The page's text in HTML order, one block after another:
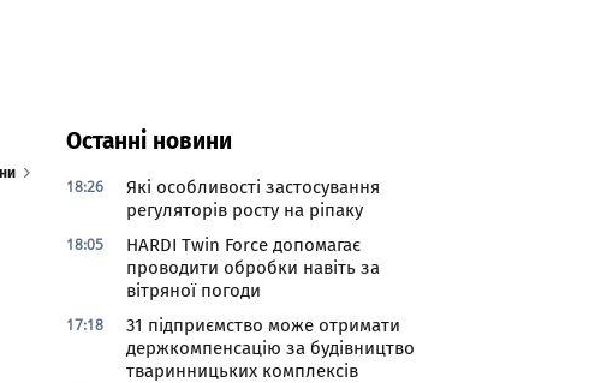
Останні новини
18:26
Які особливості застосування
регуляторів росту на ріпаку
18:05
HARDI Twin Force допомагає
проводити обробки навіть за
вітряної погоди
17:18
31 підприємство може отримати
держкомпенсацію за будівництво
тваринницьких комплексів